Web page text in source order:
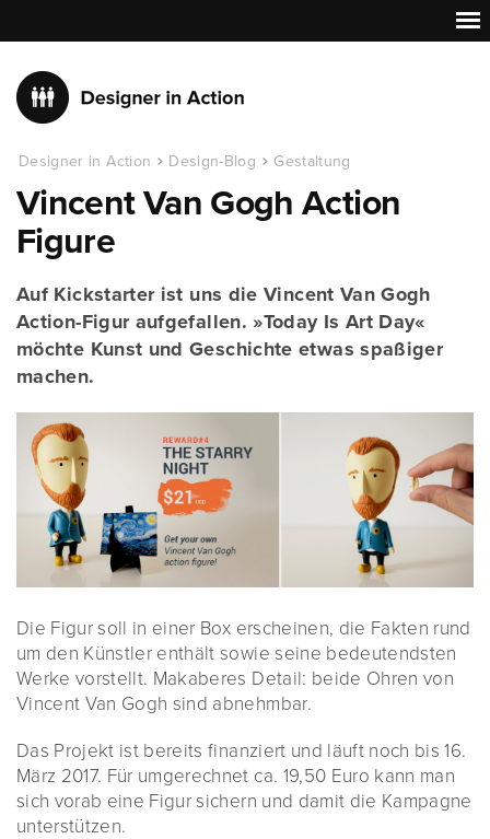
Designer in Action Design-Blog Gestaltung
Vincent Van Gogh Action
Figure
Auf Kickstarter ist uns die Vincent Van Gogh
Action-Figur aufgefallen. »Today Is Art Day«
möchte Kunst und Geschichte etwas spaßiger
machen.
Die Figur soll in einer Box erscheinen, die Fakten rund
um den Künstler enthält sowie seine bedeutendsten
Werke vorstellt. Makaberes Detail: beide Ohren von
Vincent Van Gogh sind abnehmbar.
Das Projekt ist bereits finanziert und läuft noch bis 16.
März 2017. Für umgerechnet ca. 19,50 Euro kann man
sich vorab eine Figur sichern und damit die Kampagne
unterstützen.